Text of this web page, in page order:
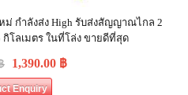
ม่ กำลังส่ง High รับส่งสัญญาณไกล 2
กิโลเมตร ในที่โล่ง ขายดีที่สุด
1,390.00 ฿
Enquiry